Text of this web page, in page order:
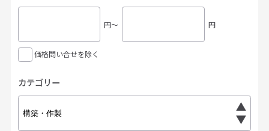
円〜 円
価格問い合せを除く
カテゴリー